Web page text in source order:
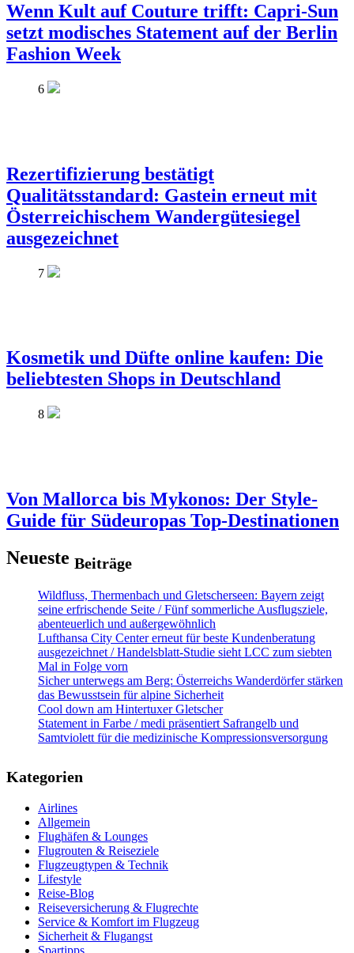
Wenn Kult auf Couture trifft: Capri-Sun
setzt modisches Statement auf der Berlin
Fashion Week
6
Rezertifizierung bestätigt
Qualitätsstandard: Gastein erneut mit
Österreichischem Wandergütesiegel
ausgezeichnet
7
Kosmetik und Düfte online kaufen: Die
beliebtesten Shops in Deutschland
8
Von Mallorca bis Mykonos: Der Style-
Guide für Südeuropas Top-Destinationen
Neueste Beiträge
Wildfluss, Thermenbach und Gletscherseen: Bayern zeigt
seine erfrischende Seite / Fünf sommerliche Ausflugsziele,
abenteuerlich und außergewöhnlich
Lufthansa City Center erneut für beste Kundenberatung
ausgezeichnet / Handelsblatt-Studie sieht LCC zum siebten
Mal in Folge vorn
Sicher unterwegs am Berg: Österreichs Wanderdörfer stärken
das Bewusstsein für alpine Sicherheit
Cool down am Hintertuxer Gletscher
Statement in Farbe / medi präsentiert Safrangelb und
Samtviolett für die medizinische Kompressionsversorgung
Kategorien
Airlines
Allgemein
Flughäfen & Lounges
Flugrouten & Reiseziele
Flugzeugtypen & Technik
Lifestyle
Reise-Blog
Reiseversicherung & Flugrechte
Service & Komfort im Flugzeug
Sicherheit & Flugangst